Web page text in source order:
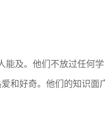
能及。他们不放过任何
和好奇。他们的知识面